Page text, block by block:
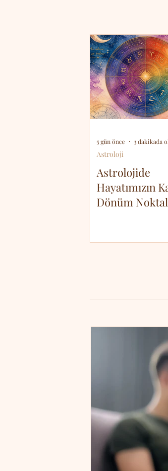
Astrolojide
Hayatımızın
Dönüm
Astroloji
5 gün önce 3 dakikada